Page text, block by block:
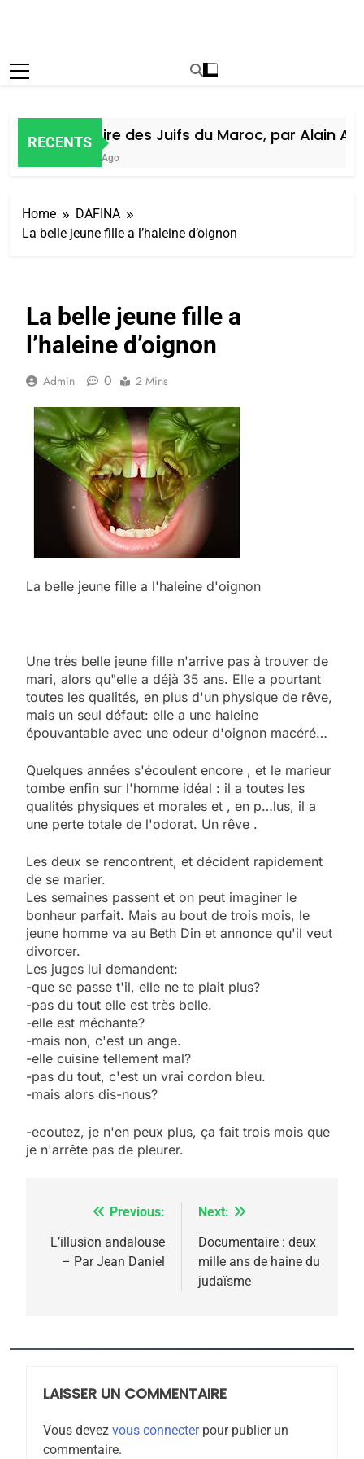
RECENTS
Histoire des Juifs du Maroc, par Alain
5 Jours Ago
Home
DAFINA
La belle jeune fille a l’haleine d’oignon
La belle jeune fille a
l’haleine d’oignon
Admin 0 2 Mins
La belle jeune fille a l'haleine d'oignon
Une très belle jeune fille n'arrive pas à trouver de
mari, alors qu"elle a déjà 35 ans. Elle a pourtant
toutes les qualités, en plus d'un physique de rêve,
mais un seul défaut: elle a une haleine
épouvantable avec une odeur d'oignon macéré…
Quelques années s'écoulent encore , et le marieur
tombe enfin sur l'homme idéal : il a toutes les
qualités physiques et morales et , en p…lus, il a
une perte totale de l'odorat. Un rêve .
Les deux se rencontrent, et décident rapidement
de se marier.
Les semaines passent et on peut imaginer le
bonheur parfait. Mais au bout de trois mois, le
jeune homme va au Beth Din et annonce qu'il veut
divorcer.
Les juges lui demandent:
-que se passe t'il, elle ne te plait plus?
-pas du tout elle est très belle.
-elle est méchante?
-mais non, c'est un ange.
-elle cuisine tellement mal?
-pas du tout, c'est un vrai cordon bleu.
-mais alors dis-nous?
-ecoutez, je n'en peux plus, ça fait trois mois que
je n'arrête pas de pleurer.
Navigation
de
Previous:
L’illusion andalouse
– Par Jean Daniel
Next:
Documentaire : deux
mille ans de haine du
judaïsme
LAISSER UN COMMENTAIRE
Vous devez vous connecterpour publier un
commentaire.
5
2025, l’année la plus
rapport d’ADL contre
l’antisémitisme
FRANCE ISRAÉL
POURQUOI JE REVENDIQUE
MA JUDAÏTE par Thérèse
Zrihen-Dvir
ISRAÉL JUDAISME
JUDAISME
8
Tafraout, le miel de Tadla